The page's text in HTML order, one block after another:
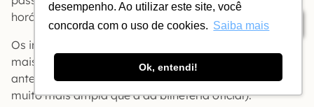
desempenho. Ao utilizar este site, você
concorda com o uso de cookies. Saiba mais
Ok, entendi!
Índice
horário.
Os ingressos e tours têm preço variável. Os preços
mais baixos são para compras com 4 a 6 meses de
antecedência (sim, a janela de venda das agências é
muito mais ampla que a da bilheteria oficial).